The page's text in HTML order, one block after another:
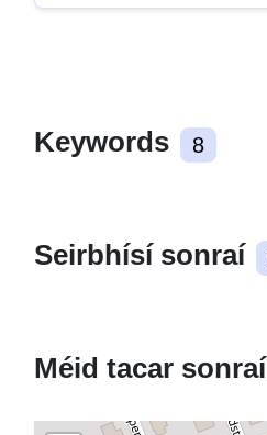
Keywords 8
Seirbhísí sonraí
Méid tacar sonraí